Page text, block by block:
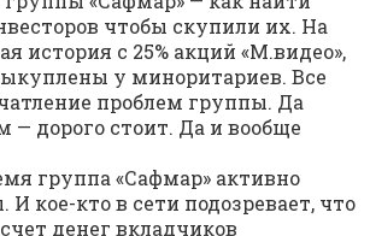
чтобы скупили их. На
история с 25% акций «М.видео»,
у миноритариев. Все
проблем группы. Да
— дорого стоит. Да и вообще
группа «Сафмар» активно
И кое-кто в сети подозревает, что
денег вкладчиков